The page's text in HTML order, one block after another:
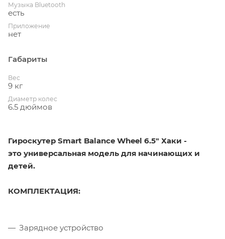
Музыка Bluetooth
есть
Приложение
нет
Габариты
Вес
9 кг
Диаметр колес
6.5 дюймов
Гироскутер Smart Balance Wheel 6.5" Хаки -
это универсальная модель для начинающих и
детей.
КОМПЛЕКТАЦИЯ:
Зарядное устройство